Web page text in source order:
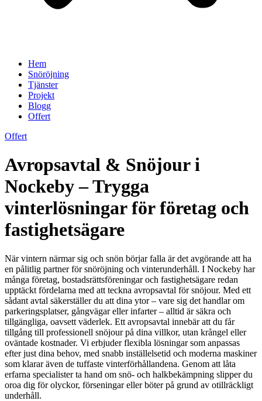
Hem
Snöröjning
Tjänster
Projekt
Blogg
Offert
Offert
Avropsavtal & Snöjour i
Nockeby – Trygga
vinterlösningar för företag och
fastighetsägare
När vintern närmar sig och snön börjar falla är det avgörande att ha
en pålitlig partner för snöröjning och vinterunderhåll. I Nockeby har
många företag, bostadsrättsföreningar och fastighetsägare redan
upptäckt fördelarna med att teckna avropsavtal för snöjour. Med ett
sådant avtal säkerställer du att dina ytor – vare sig det handlar om
parkeringsplatser, gångvägar eller infarter – alltid är säkra och
tillgängliga, oavsett väderlek. Ett avropsavtal innebär att du får
tillgång till professionell snöjour på dina villkor, utan krångel eller
oväntade kostnader. Vi erbjuder flexibla lösningar som anpassas
efter just dina behov, med snabb inställelsetid och moderna maskiner
som klarar även de tuffaste vinterförhållandena. Genom att låta
erfarna specialister ta hand om snö- och halkbekämpning slipper du
oroa dig för olyckor, förseningar eller böter på grund av otillräckligt
underhåll.